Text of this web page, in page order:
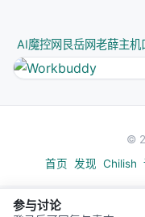
独立做实验，收
Distill（蒸馏）：
任何实验，只看
Verify（验证）
评审这些结论，
队的共享知识库。
AI魔控网 艮岳网老薛主机
©
首页
发现 Chilish
参与讨论